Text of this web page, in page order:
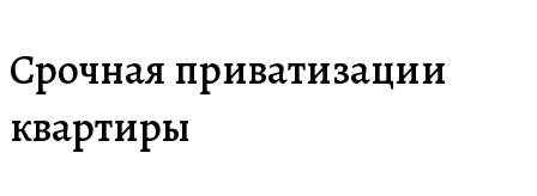
Срочная приватизации
квартиры